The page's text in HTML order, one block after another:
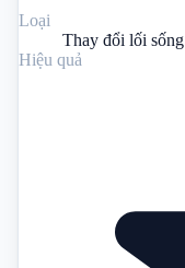
Loại
Thay đổi lối sống
Hiệu quả